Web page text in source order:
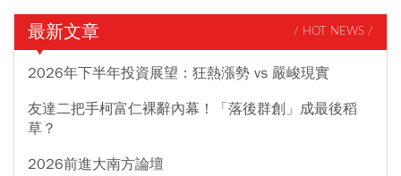
最新文章 / HOT NEWS /
2026年下半年投資展望：狂熱漲勢 vs 嚴峻現實
友達二把手柯富仁裸辭內幕！「落後群創」成最後稻
草？
2026前進大南方論壇